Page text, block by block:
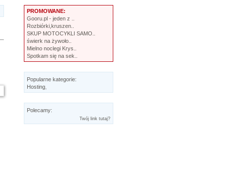
PROMOWANE:
Gooru.pl - jeden z ..
Rozbiórki,kruszen..
SKUP MOTOCYKLI SAMO..
świerk na żywoło..
Mielno noclegi Krys..
Spotkam się na sek..
Popularne kategorie:
Hosting
Polecamy:
Twój link tutaj?